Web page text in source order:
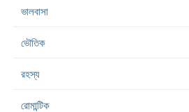
ভালবাসা
ভৌতিক
রহস্য
রোমান্টিক